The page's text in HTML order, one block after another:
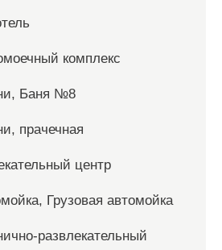
комплекс
Баня №8
прачечная
центр
Грузовая автомойка
развлекательный